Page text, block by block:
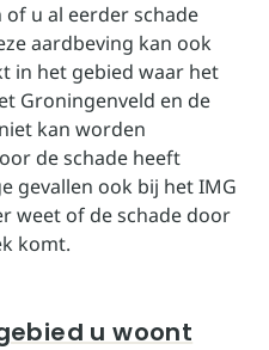
u al eerder schade
aardbeving kan ook
in het gebied waar het
Groningenveld en de
kan worden
de schade heeft
gevallen ook bij het IMG
weet of de schade door
komt.
u woont